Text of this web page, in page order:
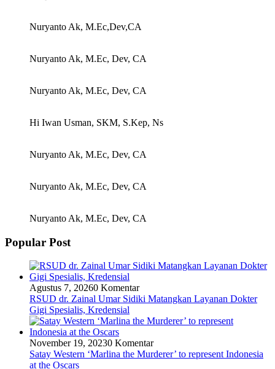
Nuryanto Ak, M.Ec,Dev,CA
Nuryanto Ak, M.Ec, Dev, CA
Nuryanto Ak, M.Ec, Dev, CA
Hi Iwan Usman, SKM, S.Kep, Ns
Nuryanto Ak, M.Ec, Dev, CA
Nuryanto Ak, M.Ec, Dev, CA
Nuryanto Ak, M.Ec, Dev, CA
Popular Post
Agustus 7, 20260 Komentar
RSUD dr. Zainal Umar Sidiki Matangkan Layanan Dokter
Gigi Spesialis, Kredensial
November 19, 20230 Komentar
Satay Western ‘Marlina the Murderer’ to represent Indonesia
at the Oscars